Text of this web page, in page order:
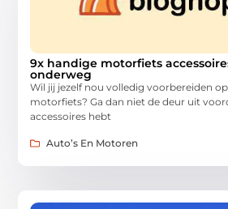
9x handige motorfiets
onderweg
Wil jij jezelf nou volledig voorbereiden
motorfiets? Ga dan niet de deur uit
accessoires hebt
Auto’s En Motoren